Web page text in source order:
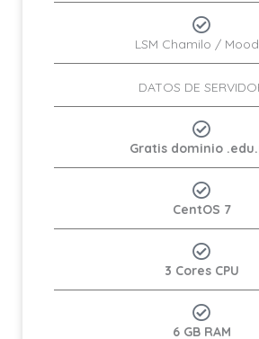
LSM Chamilo /
DATOS DE
Gratis dominio
CentOS 7
3 Cores CPU
6 GB RAM